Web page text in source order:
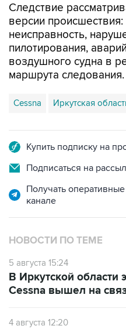
Следствие
версии происшествия:
неисправность,
пилотирования,
воздушного судна в
маршрута следования.
Cessna Иркутская
Купить подписку на
Подписаться на
Получать
канале
НОВОСТИ ПО ТЕМЕ
5 августа 15:24
В Иркутской
Cessna вышел на
4 августа 12:20